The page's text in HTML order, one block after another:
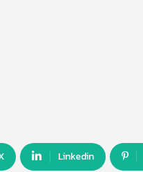
Linkedin